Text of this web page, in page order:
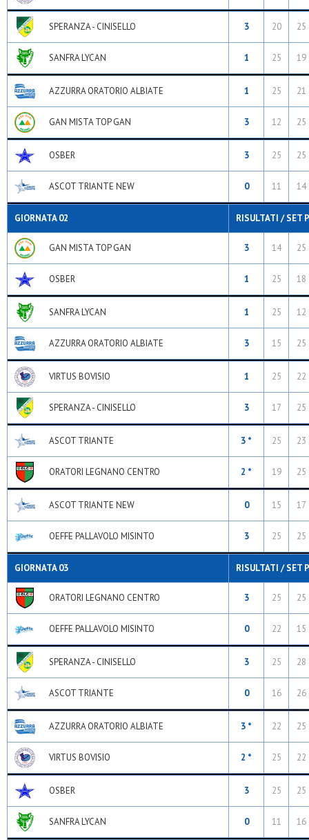
SPERANZA - CINISELLO 3 20 25
SANFRA LYCAN 1 25 19
AZZURRA ORATORIO ALBIATE 1 25 21
GAN MISTA TOP GAN 3 12 25
OSBER 3 25 25
ASCOT TRIANTE NEW 0 11 14
GIORNATA 02 RISULTATI / SET
GAN MISTA TOP GAN 3 14 25
OSBER 1 25 18
SANFRA LYCAN 1 25 12
AZZURRA ORATORIO ALBIATE 3 15 25
VIRTUS BOVISIO 1 25 22
SPERANZA - CINISELLO 3 17 25
ASCOT TRIANTE 3 * 25 23
ORATORI LEGNANO CENTRO 2 * 19 25
ASCOT TRIANTE NEW 0 15 17
OEFFE PALLAVOLO MISINTO 3 25 25
GIORNATA 03 RISULTATI / SET
ORATORI LEGNANO CENTRO 3 25 25
OEFFE PALLAVOLO MISINTO 0 22 15
SPERANZA - CINISELLO 3 25 28
ASCOT TRIANTE 0 16 26
AZZURRA ORATORIO ALBIATE 3 * 22 25
VIRTUS BOVISIO 2 * 25 22
OSBER 3 25 25
SANFRA LYCAN 0 11 16